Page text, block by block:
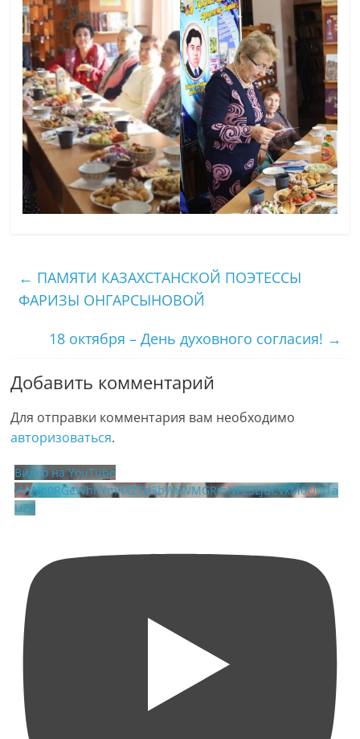
← ПАМЯТИ КАЗАХСТАНСКОЙ ПОЭТЕССЫ
ФАРИЗЫ ОНГАРСЫНОВОЙ
18 октября – День духовного согласия! →
Добавить комментарий
Для отправки комментария вам необходимо
авторизоваться.
Видео на YouTube
VVVVb0RGeWhhYmhXZTd3bWxWMGRmNFZ3LjBCVkM0Q0I1a
UZZ